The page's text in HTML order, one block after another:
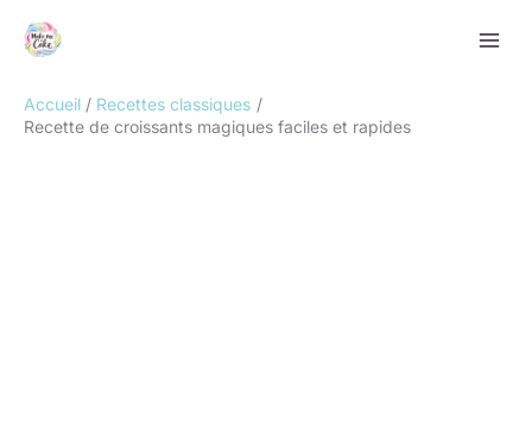
Accueil
Recettes classiques
Recette de croissants magiques faciles et rapides